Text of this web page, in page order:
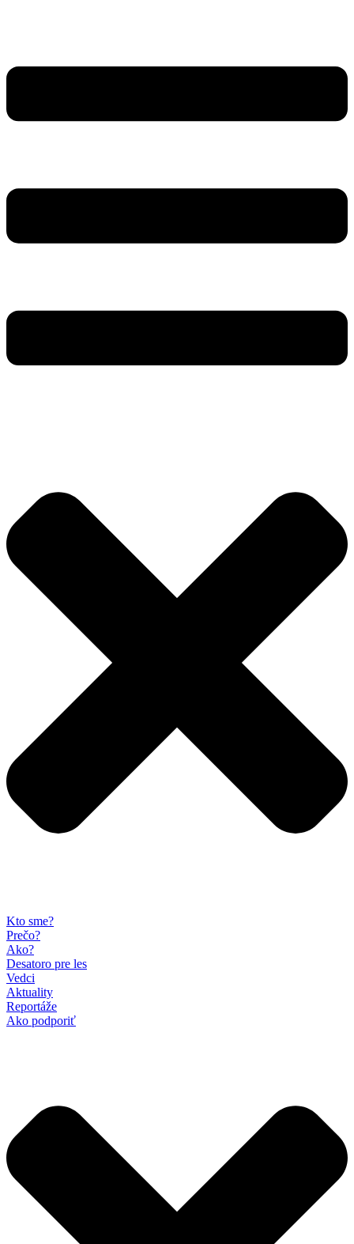
Kto sme?
Prečo?
Ako?
Desatoro pre les
Vedci
Aktuality
Reportáže
Ako podporiť